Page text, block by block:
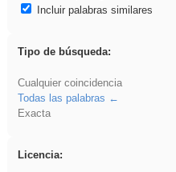
Incluir palabras similares
Tipo de búsqueda:
Cualquier coincidencia
Todas las palabras
Exacta
Licencia: